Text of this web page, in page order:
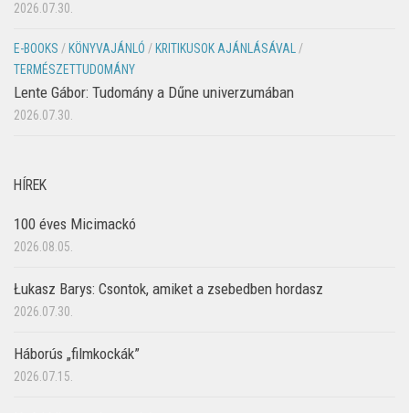
2026.07.30.
E-BOOKS / KÖNYVAJÁNLÓ / KRITIKUSOK AJÁNLÁSÁVAL/
TERMÉSZETTUDOMÁNY
Lente Gábor: Tudomány a Dűne univerzumában
2026.07.30.
HÍREK
100 éves Micimackó
2026.08.05.
Łukasz Barys: Csontok, amiket a zsebedben hordasz
2026.07.30.
Háborús „filmkockák”
2026.07.15.